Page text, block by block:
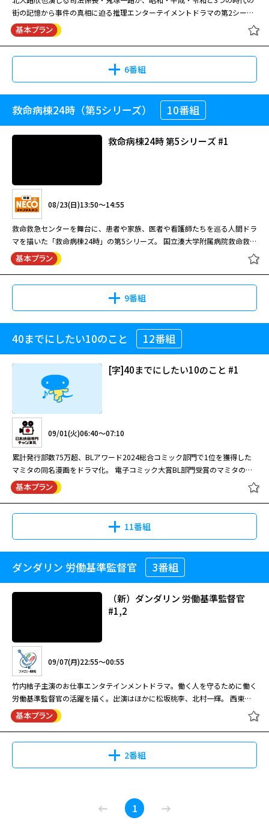
08/14(金)08:00～09:00
出演：波瑠、吉沢亮、高橋メアリージュン、ブルゾンちえみ、前野朋哉・風
間俊介、須藤理彩、荒川良々、伊勢谷友介 地上波放送日：2018年7月14日
～9月22日
回) 出演：波瑠、吉沢亮、高橋メア
池井戸潤原作の同名小説を役所広司主演でドラマ化！共演：山崎賢人 竹内
涼真 上白石萌音 風間俊介 音尾琢真(65分・全10話)
[字]陸王 #4【役所広司出演】
08/11(火)15:45～16:40
08/11(火)16:40～18:10
池井戸潤原作の同名小説を役所広司主演でドラマ化！共演：山崎賢人 竹内
涼真 上白石萌音 風間俊介 音尾琢真(75分・全10話)
池井戸潤原作の同名小説を役所広司主演でドラマ化！共演：山崎賢人 竹内
涼真 上白石萌音 風間俊介 音尾琢真(60分・全10話)
[字]陸王 #7【役所広司出演】
08/11(火)19:00～19:55
池井戸潤原作の同名小説を役所広司主演でドラマ化！共演：山崎賢人 竹内
涼真 上白石萌音 風間俊介 音尾琢真(60分・全10話)
[字]陸王 #8【役所広司出演】
08/11(火)19:55～21:00
池井戸潤原作の同名小説を役所広司主演でドラマ化！共演：山崎賢人 竹内
涼真 上白石萌音 風間俊介 音尾琢真(60分・全10話)
[字]陸王 #9【役所広司出演】
妻・蒔田紀子に向けられる。一方、刑事官の神啓太郎は、管理官・橘修平と
捜査方針を巡って対立し…。
記憶捜査 ～新宿東署事件ファイル～
08/31(月)14:30～16:50
北大路欣也演じる司法係長・鬼塚一路が、「昭和」と「平成」ふたつの時代
の街の記憶から事件の真相に迫る推理エンターテイメントドラマの特別編第
2弾。 神楽坂の神社で宮司・安藤が、体に火をつけて殺害される。理事官に
なった啓太郎の希望で、鬼塚や 咲も捜査に加わることに。鬼塚は被害者の
街の記憶から事件の真相に迫る推理エンターテイメントドラマの第2シーズ
ン。 桁外れな土地勘と記憶力で様々な事件を解決してきた刑事・鬼塚。過
去の事件で車いす生活となった鬼塚は、定年後に新宿東署に再任用され、部
て東が就任。鬼塚が捜査に踏み入ることが気にいらない東は、ことあるごと
6番組
記憶捜査 ～新宿東署事件ファイル～
北大路欣也演じる司法係長・鬼塚一路が、昭和・平成・令和と3つの時代の
街の記憶から事件の真相に迫る推理エンターテイメントドラマの第2シーズ
ン。 桁外れな土地勘と記憶力で様々な事件を解決してきた刑事・鬼塚。過
去の事件で車いす生活となった鬼塚は、定年後に新宿東署に再任用され、部
下の遠山と認知票を入力する日々を送っていた。そんな中、新たな署長とし
て東が就任。鬼塚が捜査に踏み入ることが気にいらない東は、ことあるごと
に鬼塚たちと衝突する…。
記憶捜査 ～新宿東署事件ファイル～
Season2 #2
08/29(土)13:20～14:15
北大路欣也演じる司法係長・鬼塚一路が、昭和・平成・令和と3つの時代の
去の事件で車いす生活となった鬼塚は、定年後に新宿東署に再任用され、部
下の遠山と認知票を入力する日々を送っていた。そんな中、新たな署長とし
て東が就任。鬼塚が捜査に踏み入ることが気にいらない東は、ことあるごと
に鬼塚たちと衝突する…。
08/29(土)14:15～15:20
北大路欣也演じる司法係長・鬼塚一路が、昭和・平成・令和と3つの時代の
去の事件で車いす生活となった鬼塚は、定年後に新宿東署に再任用され、部
て東が就任。鬼塚が捜査に踏み入ることが気にいらない東は、ことあるごと
に鬼塚たちと衝突する…。
記憶捜査～ 新宿東署事件ファイル～
Season2 #4
北大路欣也演じる司法係長・鬼塚一路が、昭和・平成・令和と3つの時代の
街の記憶から事件の真相に迫る推理エンターテイメントドラマの第2シーズ
ン。 桁外れな土地勘と記憶力で様々な事件を解決してきた刑事・鬼塚。過
去の事件で車いす生活となった鬼塚は、定年後に新宿東署に再任用され、部
下の遠山と認知票を入力する日々を送っていた。そんな中、新たな署長とし
て東が就任。鬼塚が捜査に踏み入ることが気にいらない東は、ことあるごと
に鬼塚たちと衝突する…。
記憶捜査 ～新宿東署事件ファイル～
08/29(土)16:15～17:05
街の記憶から事件の真相に迫る推理エンターテイメントドラマの第2シーズ
救命病棟24時（第5シリーズ） 10番組
救命病棟24時 第5シリーズ #1
08/23(日)13:50～14:55
救命救急センターを舞台に、患者や家族、医者や看護師たちを巡る人間ドラ
マを描いた「救命病棟24時」の第5シリーズ。 国立湊大学附属病院救命救急
センターの医局長としてチームを率いることになった楓は、国立大学病院と
いう「救命の最後の壁」を舞台に、最新の設備と最高の医療スタッフととも
の臓器提供例も出ていない救命センターに病院幹部らは業を煮やし、臓器提
供のスペシャリストとして知られる異色の救命医・夏目衛の招聘を決定す
9番組
救命病棟24時 第5シリーズ #1
08/23(日)13:50～14:55
救命救急センターを舞台に、患者や家族、医者や看護師たちを巡る人間ドラ
マを描いた「救命病棟24時」の第5シリーズ。 国立湊大学附属病院救命救急
センターの医局長としてチームを率いることになった楓は、国立大学病院と
いう「救命の最後の壁」を舞台に、最新の設備と最高の医療スタッフととも
に、日夜鳴り続けるコールに応えていた。そんな中、臓器移植法改正後一例
の臓器提供例も出ていない救命センターに病院幹部らは業を煮やし、臓器提
供のスペシャリストとして知られる異色の救命医・夏目衛の招聘を決定す
る。
08/23(日)14:55～16:00
救命救急センターを舞台に、患者や家族、医者や看護師たちを巡る人間ドラ
センターの医局長としてチームを率いることになった楓は、国立大学病院と
いう「救命の最後の壁」を舞台に、最新の設備と最高の医療スタッフととも
の臓器提供例も出ていない救命センターに病院幹部らは業を煮やし、臓器提
供のスペシャリストとして知られる異色の救命医・夏目衛の招聘を決定す
る。
08/23(日)16:00～16:55
救命救急センターを舞台に、患者や家族、医者や看護師たちを巡る人間ドラ
センターの医局長としてチームを率いることになった楓は、国立大学病院と
いう「救命の最後の壁」を舞台に、最新の設備と最高の医療スタッフととも
供のスペシャリストとして知られる異色の救命医・夏目衛の招聘を決定す
40までにしたい10のこと 12番組
[字]40までにしたい10のこと #1
09/01(火)06:40～07:10
累計発行部数75万超、BLアワード2024総合コミック部門で1位を獲得した
マミタの同名漫画をドラマ化。 電子コミック大賞BL部門受賞のマミタの人
気作を、新鮮な布陣で実写化。『仮面ライダーガヴ』でも注目の庄司浩平
が、風間俊介がはまり役の上司の心をかき乱すアラサー部下を、魅惑的に演
なしの冴えない日々を送っていたが、密かに作った“40までにしたいことリ
スト”を部下の慶司（庄司）に知られ、彼の提案で項目を一緒に叶えるうち
11番組
[字]40までにしたい10のこと #1
累計発行部数75万超、BLアワード2024総合コミック部門で1位を獲得した
マミタの同名漫画をドラマ化。 電子コミック大賞BL部門受賞のマミタの人
気作を、新鮮な布陣で実写化。『仮面ライダーガヴ』でも注目の庄司浩平
が、風間俊介がはまり役の上司の心をかき乱すアラサー部下を、魅惑的に演
じてブレイクした良作。40歳まであと3か月の雀（風間）は、10年以上恋人
なしの冴えない日々を送っていたが、密かに作った“40までにしたいことリ
スト”を部下の慶司（庄司）に知られ、彼の提案で項目を一緒に叶えるうち
に、日常が華やぎ二人の関係も変化する。
累計発行部数75万超、BLアワード2024総合コミック部門で1位を獲得した
ダンダリン 労働基準監督官 3番組
（新）ダンダリン 労働基準監督官
#1,2
09/07(月)22:55～00:55
竹内結子主演のお仕事エンタテインメントドラマ。働く人を守るために働く
労働基準監督官の活躍を描く。出演はほかに松坂桃李、北村一輝。 西東京
労働基準監督署に配属されてきた監督官、段田凛（竹内結子）。前の部署で
は相当の問題児だったらしいというウワサに、課長の土手山郁夫（北村一
下だがしっかり者の南三条和也（松坂桃李）に彼女の“お目付け役”を命じる
2番組
（新）ダンダリン 労働基準監督官
#1,2 1